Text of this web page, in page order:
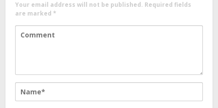
Your email address will not be published. Required fields
are marked *